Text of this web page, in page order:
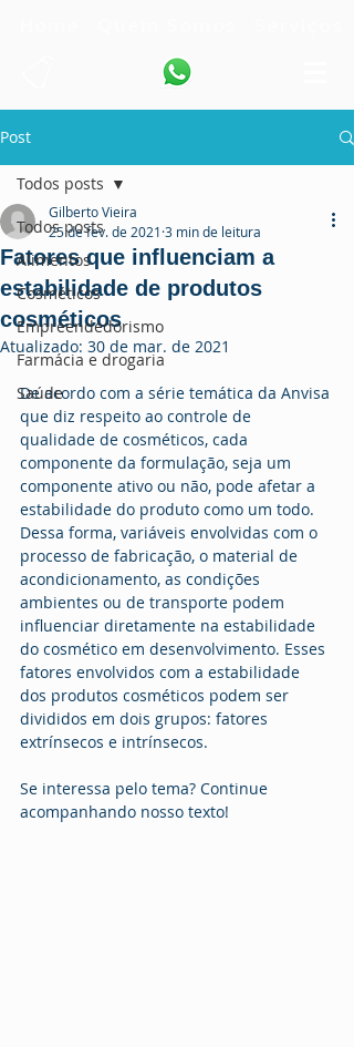
Post
Todos posts
Alimentos
Cosméticos
Empreendedorismo
Farmácia e drogaria
Saúde
Todos posts
Fatores que influenciam a
estabilidade de produtos
cosméticos
Gilberto Vieira
25 de fev. de 2021 3 min de leitura
Atualizado: 30 de mar. de 2021
De acordo com a série temática da Anvisa
que diz respeito ao controle de
qualidade de cosméticos, cada
componente da formulação, seja um
componente ativo ou não, pode afetar a
estabilidade do produto como um todo.
Dessa forma, variáveis envolvidas com o
processo de fabricação, o material de
acondicionamento, as condições
ambientes ou de transporte podem
influenciar diretamente na estabilidade
do cosmético em desenvolvimento. Esses
fatores envolvidos com a estabilidade
dos produtos cosméticos podem ser
divididos em dois grupos: fatores
extrínsecos e intrínsecos.
Se interessa pelo tema? Continue
acompanhando nosso texto!